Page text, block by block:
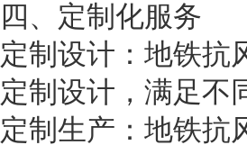
四、定制化服务
定制设计：地铁抗
定制设计，满足不
定制生产：地铁抗